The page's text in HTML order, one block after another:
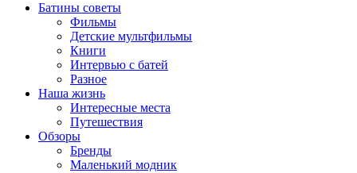
Батины советы
Фильмы
Детские мультфильмы
Книги
Интервью с батей
Разное
Наша жизнь
Интересные места
Путешествия
Обзоры
Бренды
Маленький модник